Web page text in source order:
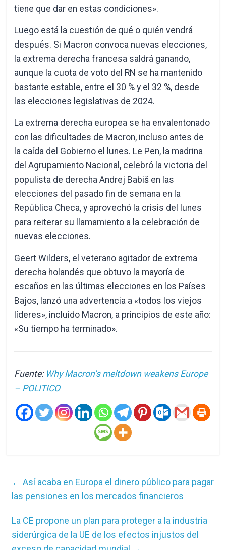
tiene que dar en estas condiciones».
Luego está la cuestión de qué o quién vendrá
después. Si Macron convoca nuevas elecciones,
la extrema derecha francesa saldrá ganando,
aunque la cuota de voto del RN se ha mantenido
bastante estable, entre el 30 % y el 32 %, desde
las elecciones legislativas de 2024.
La extrema derecha europea se ha envalentonado
con las dificultades de Macron, incluso antes de
la caída del Gobierno el lunes. Le Pen, la madrina
del Agrupamiento Nacional, celebró la victoria del
populista de derecha Andrej Babiš en las
elecciones del pasado fin de semana en la
República Checa, y aprovechó la crisis del lunes
para reiterar su llamamiento a la celebración de
nuevas elecciones.
Geert Wilders, el veterano agitador de extrema
derecha holandés que obtuvo la mayoría de
escaños en las últimas elecciones en los Países
Bajos, lanzó una advertencia a «todos los viejos
líderes», incluido Macron, a principios de este año:
«Su tiempo ha terminado».
Fuente: Why Macron’s meltdown weakens Europe
– POLITICO
← Así acaba en Europa el dinero público para pagar
las pensiones en los mercados financieros
La CE propone un plan para proteger a la industria
siderúrgica de la UE de los efectos injustos del